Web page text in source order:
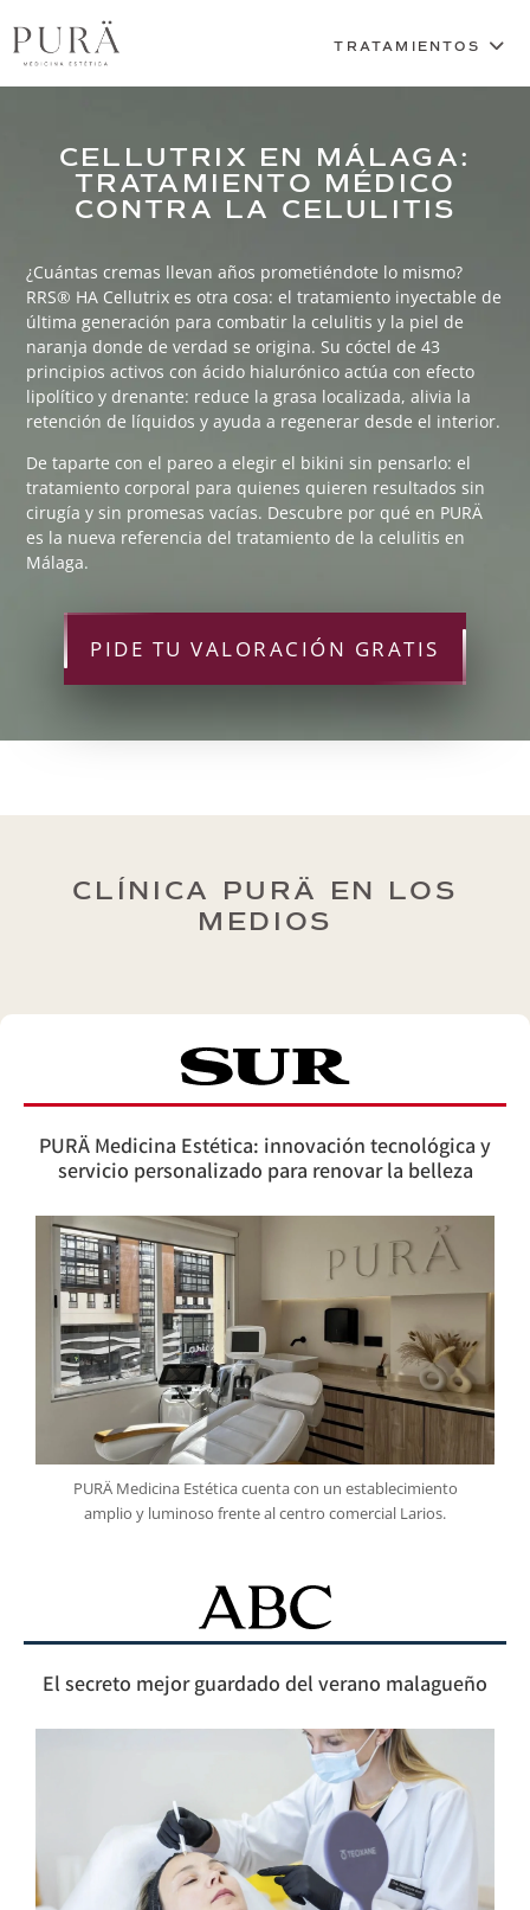
CELLUTRIX EN MÁLAGA:
TRATAMIENTO MÉDICO
CONTRA LA CELULITIS
¿Cuántas cremas llevan años prometiéndote lo mismo?
RRS® HA Cellutrix es otra cosa: el tratamiento inyectable de
última generación para combatir la celulitis y la piel de
naranja donde de verdad se origina. Su cóctel de 43
principios activos con ácido hialurónico actúa con efecto
lipolítico y drenante: reduce la grasa localizada, alivia la
retención de líquidos y ayuda a regenerar desde el interior.
De taparte con el pareo a elegir el bikini sin pensarlo: el
tratamiento corporal para quienes quieren resultados sin
cirugía y sin promesas vacías. Descubre por qué en PURÄ
es la nueva referencia del tratamiento de la celulitis en
Málaga.
PIDE TU VALORACIÓN GRATIS
CLÍNICA PURÄ EN LOS
MEDIOS
PURÄ Medicina Estética: innovación tecnológica y
servicio personalizado para renovar la belleza
PURÄ Medicina Estética cuenta con un establecimiento
amplio y luminoso frente al centro comercial Larios.
El secreto mejor guardado del verano malagueño